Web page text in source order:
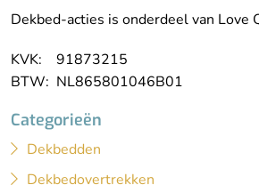
Dekbed-acties is onderdeel van Love
KVK: 91873215
BTW: NL865801046B01
Categorieën
Dekbedden
Dekbedovertrekken